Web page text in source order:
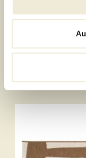
TAPIS LA PAZ